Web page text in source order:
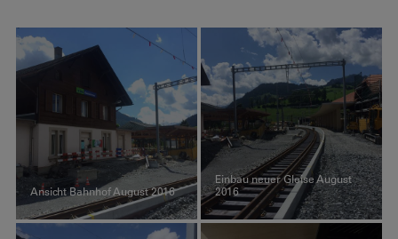
Ansicht Bahnhof August 2016
Einbau neuer Gleise August
2016